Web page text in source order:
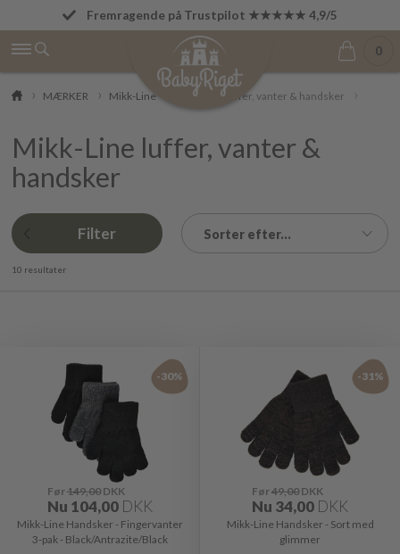
Fri fragt fra 499 kr.
Fremragende på Trustpilot ★★★★★ 4,9/5
0
MÆRKER Mikk-Line Mikk-Line luffer, vanter & handsker
Mikk-Line luffer, vanter &
handsker
Filter Sorter efter...
10 resultater
-30%
Før149,00DKK
Nu 104,00 DKK
Mikk-Line Handsker - Fingervanter
3-pak - Black/Antrazite/Black
-31%
Før49,00 DKK
Nu 34,00 DKK
Mikk-Line Handsker - Sort med
glimmer